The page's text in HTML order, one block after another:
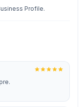
Profile.